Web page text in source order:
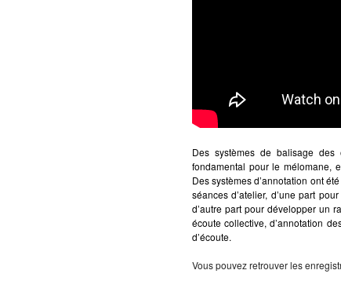
Des systèmes de balisage
fondamental pour le mélomane,
Des systèmes d’annotation ont
séances d’atelier, d’une part
d’autre part pour développer un
écoute collective, d’annotation
d’écoute.
Vous pouvez retrouver les